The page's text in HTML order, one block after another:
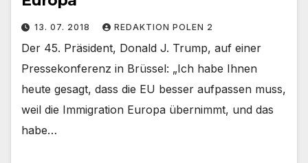
13. 07. 2018 REDAKTION POLEN 2
Der 45. Präsident, Donald J. Trump, auf einer
Pressekonferenz in Brüssel: „Ich habe Ihnen
heute gesagt, dass die EU besser aufpassen muss,
weil die Immigration Europa übernimmt, und das
habe…